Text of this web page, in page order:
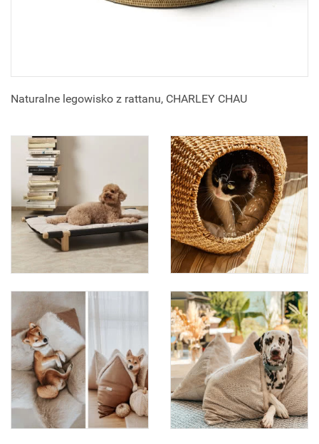
Naturalne legowisko z rattanu, CHARLEY CHAU